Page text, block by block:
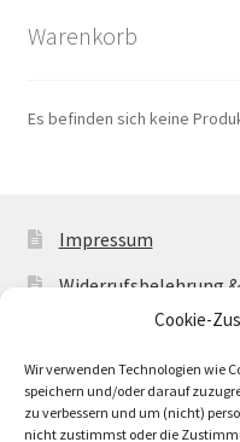
Cookie-
Wir verwenden Technologien wie
speichern und/oder darauf
zu verbessern und um (nicht)
nicht zustimmst oder die
Warenkorb
Es befinden sich keine
Impressum
Widerrufsbelehrung
Allgemeine
Cookie-Richtlinie